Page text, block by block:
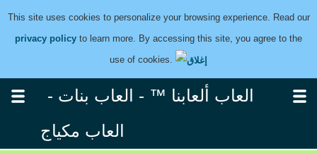
This site uses cookies to personalize your browsing experience. Read our
privacy policy to learn more. By accessing this site, you agree to the
use of cookies.
العاب ألعابنا ™ - العاب بنات -
العاب مكياج